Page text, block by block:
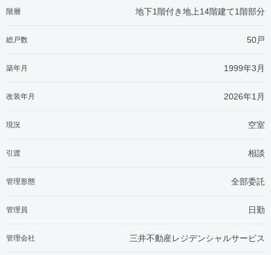
階層 地下1階付き地上14階建て1階部分
総戸数 50戸
築年月 1999年3月
改装年月 2026年1月
現況 空室
引渡 相談
管理形態 全部委託
管理員 日勤
管理会社 三井不動産レジデンシャルサービス